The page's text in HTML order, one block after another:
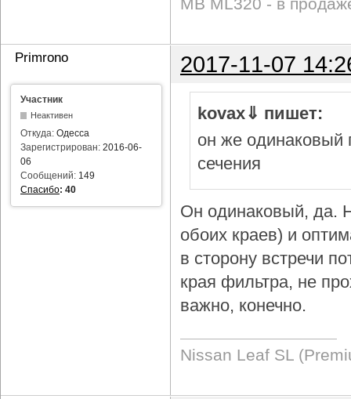
Primrono 2017-11-07
Участник
Неактивен
Откуда: Одесса
Зарегистрирован: 2016-06-
06
Сообщений: 149
Спасибо: 40
kovax⇓ пишет:
он же одинаковый
сечения
Он одинаковый, да.
обоих краев) и
в сторону встречи
края фильтра, не
важно, конечно.
Nissan Leaf SL